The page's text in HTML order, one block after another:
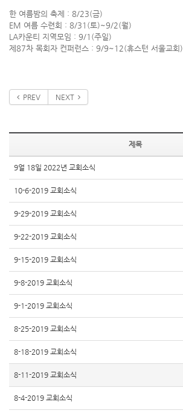
한 여름밤의 축제 : 8/23(금)
EM 여름 수련회 : 8/31(토)~9/2(월)
LA카운티 지역모임 : 9/1(주일)
제87차 목회자 컨퍼런스 : 9/9~12(휴스턴 서울교회)
PREV NEXT
제목
9얼 18일 2022년 교회소식
10-6-2019 교회소식
9-29-2019 교회소식
9-22-2019 교회소식
9-15-2019 교회소식
9-8-2019 교회소식
9-1-2019 교회소식
8-25-2019 교회소식
8-18-2019 교회소식
8-11-2019 교회소식
8-4-2019 교회소식